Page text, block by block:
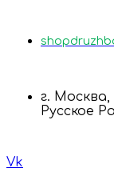
г. Москва,
Русское
Vk